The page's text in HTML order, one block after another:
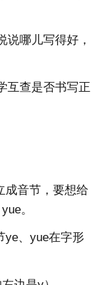
哪儿写得好，
查是否书写正
音节，要想给
。
、yue在字形